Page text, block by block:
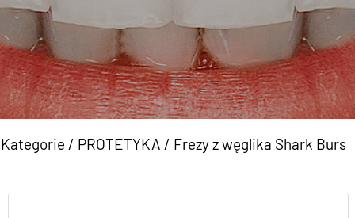
Kategorie / PROTETYKA / Frezy z węglika Shark Burs